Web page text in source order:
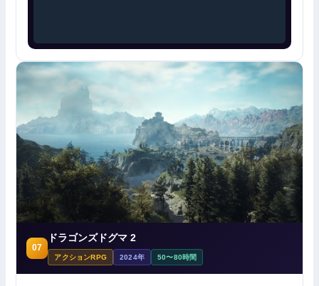
07
ドラゴンズドグマ 2
アクションRPG 2024年 50〜80時間